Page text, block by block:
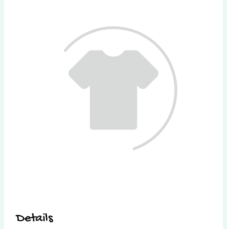
Details